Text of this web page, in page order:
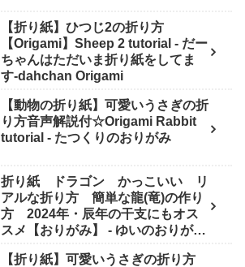
【折り紙】ひつじ2の折り方
【Origami】Sheep 2 tutorial - だー
ちゃんはただいま折り紙をしてま
す-dahchan Origami
【動物の折り紙】可愛いうさぎの折
り方音声解説付☆Origami Rabbit
tutorial - たつくりのおりがみ
折り紙 ドラゴン かっこいい リ
アルな折り方 簡単な龍(竜)の作り
方 2024年・辰年の干支にもオス
スメ【おりがみ】 - ゆいのおりがみ
【折り紙】可愛いうさぎの折り方